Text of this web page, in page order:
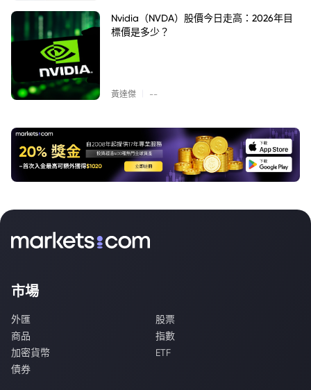
Nvidia（NVDA）股價今日走高：2026年目
標價是多少？
黃達傑 --
市場
外匯
股票
商品
指數
加密貨幣
ETF
債券